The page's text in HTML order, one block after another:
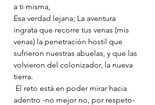
a ti misma,
Esa verdad lejana; La aventura
ingrata que recorre tus venas (mis
venas) la penetración hostil que
sufrieron nuestras abuelas, y que las
volvieron del colonizador, la nueva
tierra.
El reto está en poder mirar hacia
adentro -no mejor no, por respeto-